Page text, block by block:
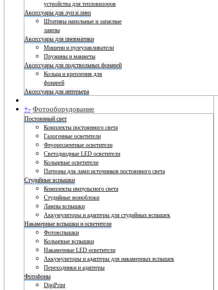
устройства для тепловизоров
Аксессуары для луп и линз
Штативы напольные и запасные
лампы
Аксессуары для пневматики
Мишени и пулеулавливатели
Пружины и манжеты
Аксессуары для подствольных фонарей
Кольца и крепления для
фонарей
Аксессуары для интерьера
+- Фотооборудование
Постоянный свет
Комплекты постоянного света
Галогенные осветители
Флуоресцентные осветители
Светодиодные LED осветители
Кольцевые осветители
Патроны для ламп источников постоянного света
Студийные вспышки
Комплекты импульсного света
Студийные моноблоки
Лампы вспышки
Аккумуляторы и адаптеры для студийных вспышек
Накамерные вспышки и осветители
Фотовспышки
Кольцевые вспышки
Накамерные LED осветители
Аккумуляторы и адаптеры для накамерных вспышек
Переходники и адаптеры
Фотофоны
DigiPrint